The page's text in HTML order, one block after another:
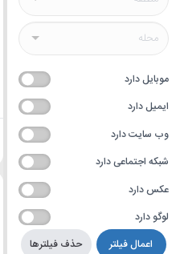
موبایل دارد
ایمیل دارد
وب سایت دارد
شبکه اجتماعی دارد
عکس دارد
لوگو دارد
حذف فیلترها
اعمال فیلتر